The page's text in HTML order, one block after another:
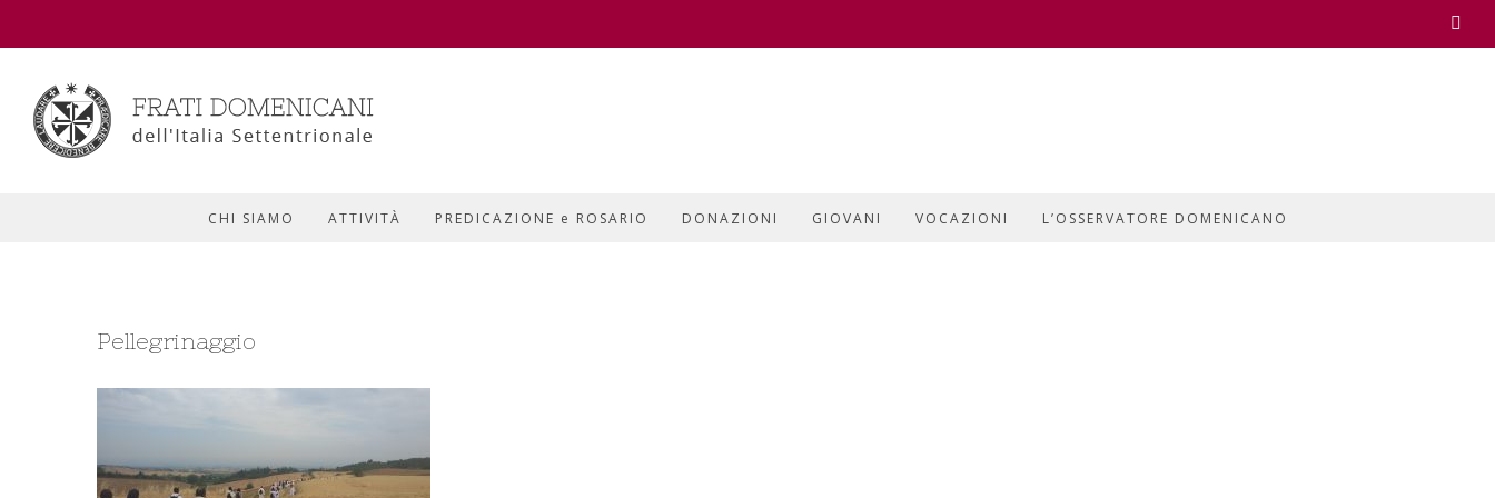
CHI SIAMO ATTIVITÀ PREDICAZIONE e ROSARIO DONAZIONI GIOVANI VOCAZIONI L’OSSERVATORE DOMENICANO
Pellegrinaggio